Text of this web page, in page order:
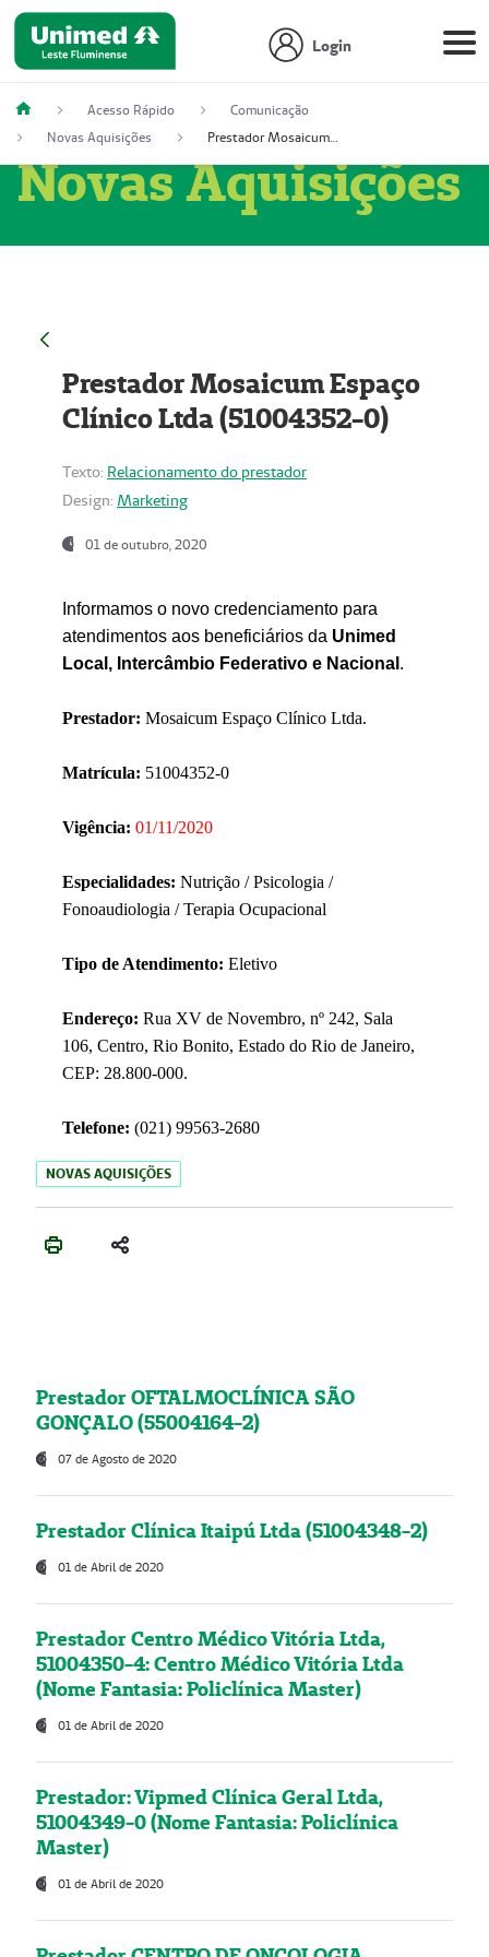
Login
Acesso Rápido
Comunicação
Novas Aquisições
Prestador Mosaicum Espaço Clínico Ltda (51004352-0)
Novas Aquisições
Prestador Mosaicum Espaço
Clínico Ltda (51004352-0)
Texto: Relacionamento do prestador
Design: Marketing
01 de outubro, 2020
Informamos o novo credenciamento para
atendimentos aos beneficiários da Unimed
Local, Intercâmbio Federativo e Nacional .
Prestador: Mosaicum Espaço Clínico Ltda.
Matrícula: 51004352-0
Vigência: 01/11/2020
Especialidades: Nutrição / Psicologia /
Fonoaudiologia / Terapia Ocupacional
Tipo de Atendimento: Eletivo
Endereço: Rua XV de Novembro, nº 242, Sala
106, Centro, Rio Bonito, Estado do Rio de Janeiro,
CEP: 28.800-000.
Telefone: (021) 99563-2680
NOVAS AQUISIÇÕES
Prestador OFTALMOCLÍNICA SÃO
GONÇALO (55004164-2)
07 de Agosto de 2020
Prestador Clínica Itaipú Ltda (51004348-2)
01 de Abril de 2020
Prestador Centro Médico Vitória Ltda,
51004350-4: Centro Médico Vitória Ltda
(Nome Fantasia: Policlínica Master)
01 de Abril de 2020
Prestador: Vipmed Clínica Geral Ltda,
51004349-0 (Nome Fantasia: Policlínica
Master)
01 de Abril de 2020